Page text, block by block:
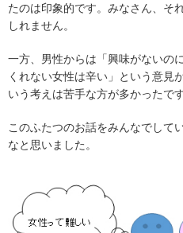
たのは印象的です。みなさん、そ
しれません。
一方、男性からは「興味がないの
くれない女性は辛い」という意見
いう考えは苦手な方が多かったです
このふたつのお話をみんなでして
なと思いました。